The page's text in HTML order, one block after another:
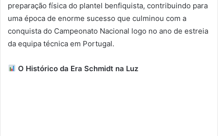
preparação física do plantel benfiquista, contribuindo para
uma época de enorme sucesso que culminou com a
conquista do Campeonato Nacional logo no ano de estreia
da equipa técnica em Portugal.
O Histórico da Era Schmidt na Luz